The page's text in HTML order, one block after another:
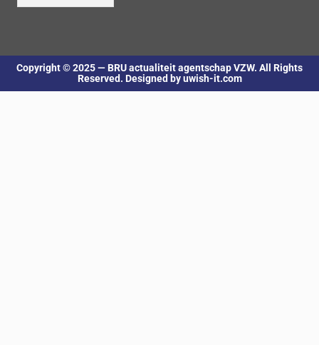
Copyright © 2025 — BRU actualiteit agentschap VZW. All Rights
Reserved. Designed by uwish-it.com